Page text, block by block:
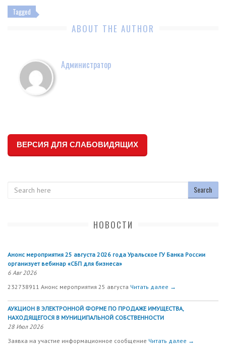
Tagged
ABOUT THE AUTHOR
Администратор
ВЕРСИЯ ДЛЯ СЛАБОВИДЯЩИХ
НОВОСТИ
Анонс мероприятия 25 августа 2026 года Уральское ГУ Банка России
организует вебинар «СБП для бизнеса»
6 Авг 2026
232738911 Анонс мероприятия 25 августа Читать далее →
АУКЦИОН В ЭЛЕКТРОННОЙ ФОРМЕ ПО ПРОДАЖЕ ИМУЩЕСТВА,
НАХОДЯЩЕГОСЯ В МУНИЦИПАЛЬНОЙ СОБСТВЕННОСТИ
28 Июл 2026
Заявка на участие информационное сообщение Читать далее →